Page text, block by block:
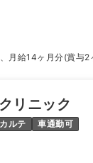
月給14ヶ月分(賞与
リニック
ルテ 車通勤可